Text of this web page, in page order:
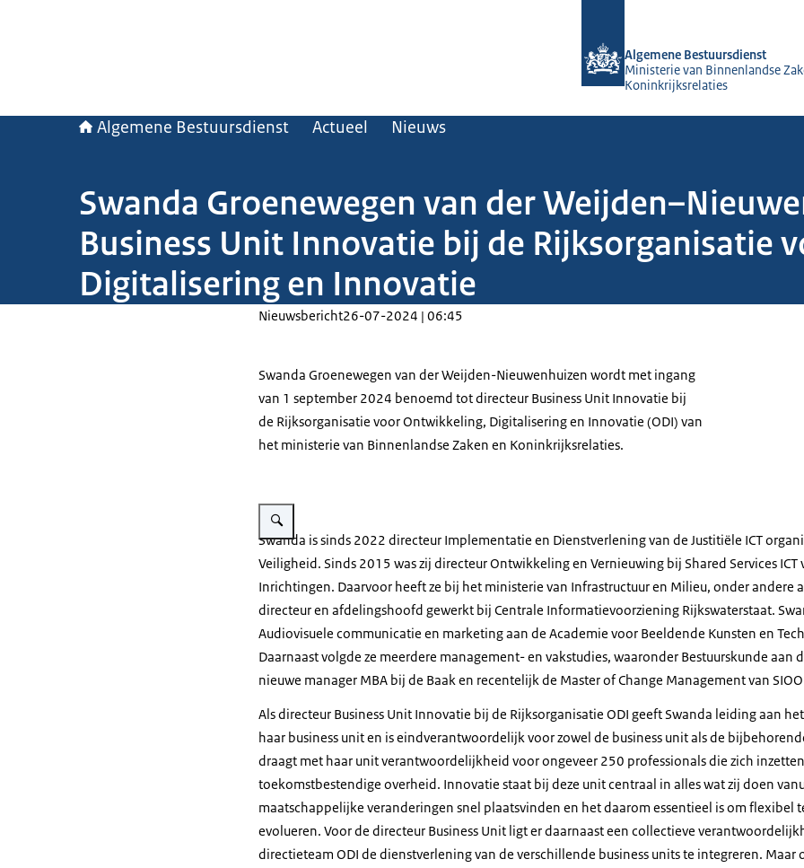
Algemene Bestuursdienst
Ministerie van Binnenlandse
Koninkrijksrelaties
Algemene Bestuursdienst Actueel Nieuws
Swanda Groenewegen van der
Business Unit Innovatie bij de Rijksorganisatie
Digitalisering en Innovatie
Nieuwsbericht26-07-2024 | 06:45
Swanda Groenewegen van der Weijden-Nieuwenhuizen wordt met ingang
van 1 september 2024 benoemd tot directeur Business Unit Innovatie bij
de Rijksorganisatie voor Ontwikkeling, Digitalisering en Innovatie (ODI) van
het ministerie van Binnenlandse Zaken en Koninkrijksrelaties.
Vergroot afbeelding Swanda Groenewegen van der Weijden–Nieuwenhuizen
Swanda is sinds 2022 directeur Implementatie en Dienstverlening van de Justitiële ICT
Veiligheid. Sinds 2015 was zij directeur Ontwikkeling en Vernieuwing bij Shared Services ICT
Inrichtingen. Daarvoor heeft ze bij het ministerie van Infrastructuur en Milieu, onder andere
directeur en afdelingshoofd gewerkt bij Centrale Informatievoorziening Rijkswaterstaat.
Audiovisuele communicatie en marketing aan de Academie voor Beeldende Kunsten en
Daarnaast volgde ze meerdere management- en vakstudies, waaronder Bestuurskunde aan
nieuwe manager MBA bij de Baak en recentelijk de Master of Change Management van
Als directeur Business Unit Innovatie bij de Rijksorganisatie ODI geeft Swanda leiding aan
haar business unit en is eindverantwoordelijk voor zowel de business unit als de
draagt met haar unit verantwoordelijkheid voor ongeveer 250 professionals die zich
toekomstbestendige overheid. Innovatie staat bij deze unit centraal in alles wat zij doen
maatschappelijke veranderingen snel plaatsvinden en het daarom essentieel is om flexibel
evolueren. Voor de directeur Business Unit ligt er daarnaast een collectieve
directieteam ODI de dienstverlening van de verschillende business units te integreren. Maar